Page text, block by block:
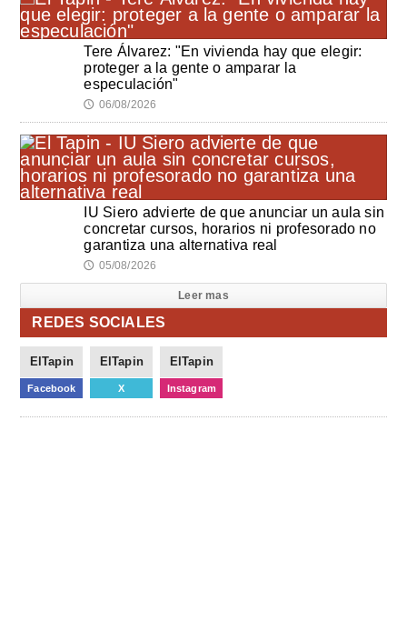
Tere Álvarez: "En vivienda hay que elegir:
proteger a la gente o amparar la
especulación"
🕔 06/08/2026
IU Siero advierte de que anunciar un aula sin
concretar cursos, horarios ni profesorado no
garantiza una alternativa real
🕔 05/08/2026
Leer mas
REDES SOCIALES
ElTapin
Facebook
ElTapin
X
ElTapin
Instagram